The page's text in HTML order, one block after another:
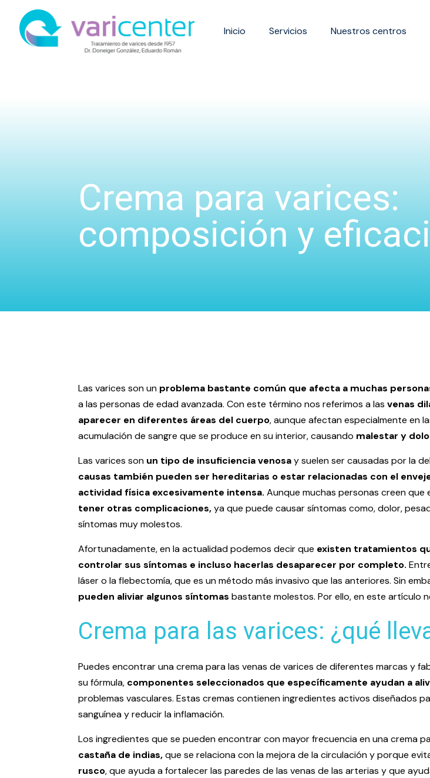
Inicio Servicios Nuestros centros
Crema para varices:
composición y
Las varices son un problema bastante común que afecta a muchas
a las personas de edad avanzada. Con este término nos referimos a las venas
aparecer en diferentes áreas del cuerpo, aunque afectan especialmente en
acumulación de sangre que se produce en su interior, causando malestar y
Las varices son un tipo de insuficiencia venosay suelen ser causadas por la
causas también pueden ser hereditarias o estar relacionadas con el
actividad física excesivamente intensa. Aunque muchas personas creen
tener otras complicaciones,ya que puede causar síntomas como, dolor,
síntomas muy molestos.
Afortunadamente, en la actualidad podemos decir que existen tratamientos
controlar sus síntomas e incluso hacerlas desaparecer por completo.
láser o la flebectomía, que es un método más invasivo que las anteriores. Sin
pueden aliviar algunos síntomas bastante molestos. Por ello, en este artículo
Crema para las varices: ¿qué
Puedes encontrar una crema para las venas de varices de diferentes marcas y
su fórmula, componentes seleccionados que específicamente ayudan a
problemas vasculares. Estas cremas contienen ingredientes activos diseñados
sanguínea y reducir la inflamación.
Los ingredientes que se pueden encontrar con mayor frecuencia en una crema
castaña de indias,que se relaciona con la mejora de la circulación y porque
rusco, que ayuda a fortalecer las paredes de las venas de las arterias y que